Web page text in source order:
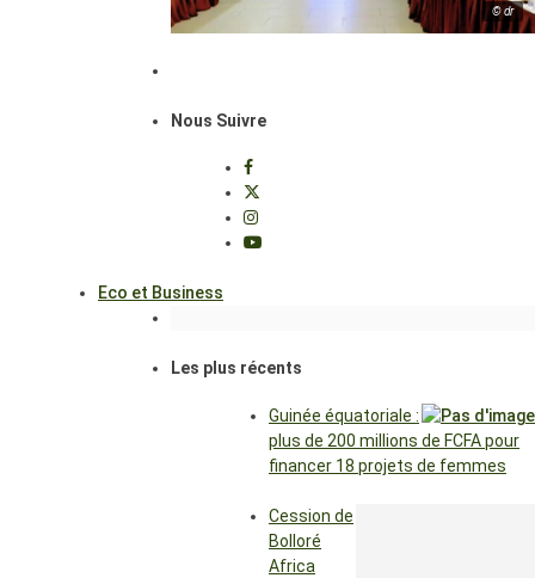
© dr
Nous Suivre
Eco et Business
Les plus récents
Guinée équatoriale :
plus de 200 millions de FCFA pour
financer 18 projets de femmes
Cession de
Bolloré
Africa